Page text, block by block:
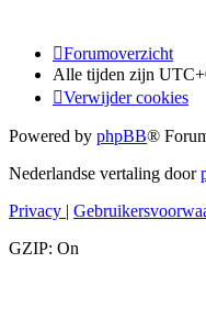
Forumoverzicht
Alle tijden zijn
Verwijder cookies
Powered by phpBB®
Nederlandse vertaling door
Privacy |
GZIP: On